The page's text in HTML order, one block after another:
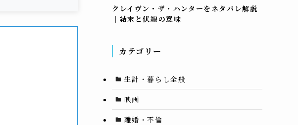
クレイヴン・ザ・ハンターをネタバレ解説
｜結末と伏線の意味
カテゴリー
生計・暮らし全般
映画
離婚・不倫